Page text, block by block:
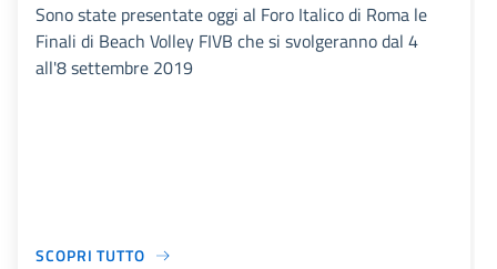
Sono state presentate oggi al Foro Italico di Roma le
Finali di Beach Volley FIVB che si svolgeranno dal 4
all'8 settembre 2019
SCOPRI TUTTO